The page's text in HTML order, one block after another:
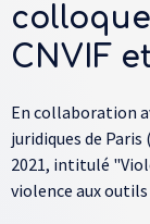
CNVIF
Paragraphes
En collaboration
juridiques de
2021, intitulé
violence aux